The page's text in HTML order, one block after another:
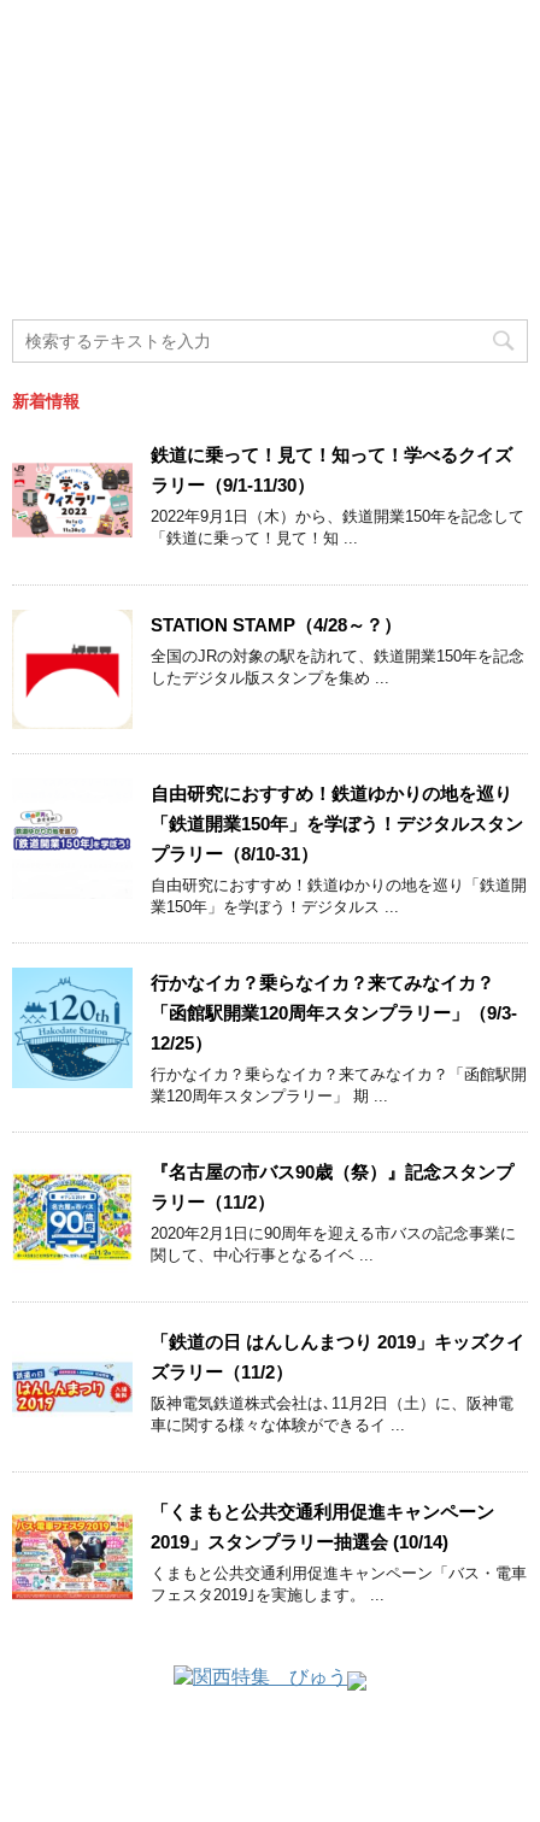
新着情報
鉄道に乗って！見て！知って！学べるクイズ
ラリー（9/1-11/30）
2022年9月1日（木）から、鉄道開業150年を記念して
「鉄道に乗って！見て！知 ...
STATION STAMP（4/28～？）
全国のJRの対象の駅を訪れて、鉄道開業150年を記念
したデジタル版スタンプを集め ...
自由研究におすすめ！鉄道ゆかりの地を巡り
「鉄道開業150年」を学ぼう！デジタルスタン
プラリー（8/10-31）
自由研究におすすめ！鉄道ゆかりの地を巡り「鉄道開
業150年」を学ぼう！デジタルス ...
行かなイカ？乗らなイカ？来てみなイカ？
「函館駅開業120周年スタンプラリー」（9/3-
12/25）
行かなイカ？乗らなイカ？来てみなイカ？「函館駅開
業120周年スタンプラリー」 期 ...
『名古屋の市バス90歳（祭）』記念スタンプ
ラリー（11/2）
2020年2月1日に90周年を迎える市バスの記念事業に
関して、中心行事となるイベ ...
「鉄道の日 はんしんまつり 2019」キッズクイ
ズラリー（11/2）
阪神電気鉄道株式会社は､11月2日（土）に、阪神電
車に関する様々な体験ができるイ ...
「くまもと公共交通利用促進キャンペーン
2019」スタンプラリー抽選会 (10/14)
くまもと公共交通利用促進キャンペーン「バス・電車
フェスタ2019｣を実施します。 ...